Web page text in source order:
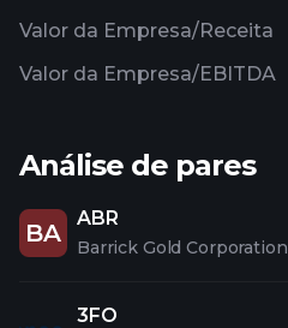
Valor da Empresa/Receita
Valor da Empresa/EBITDA
Análise de pares
BA
ABR
Barrick Gold Corporation
3FO